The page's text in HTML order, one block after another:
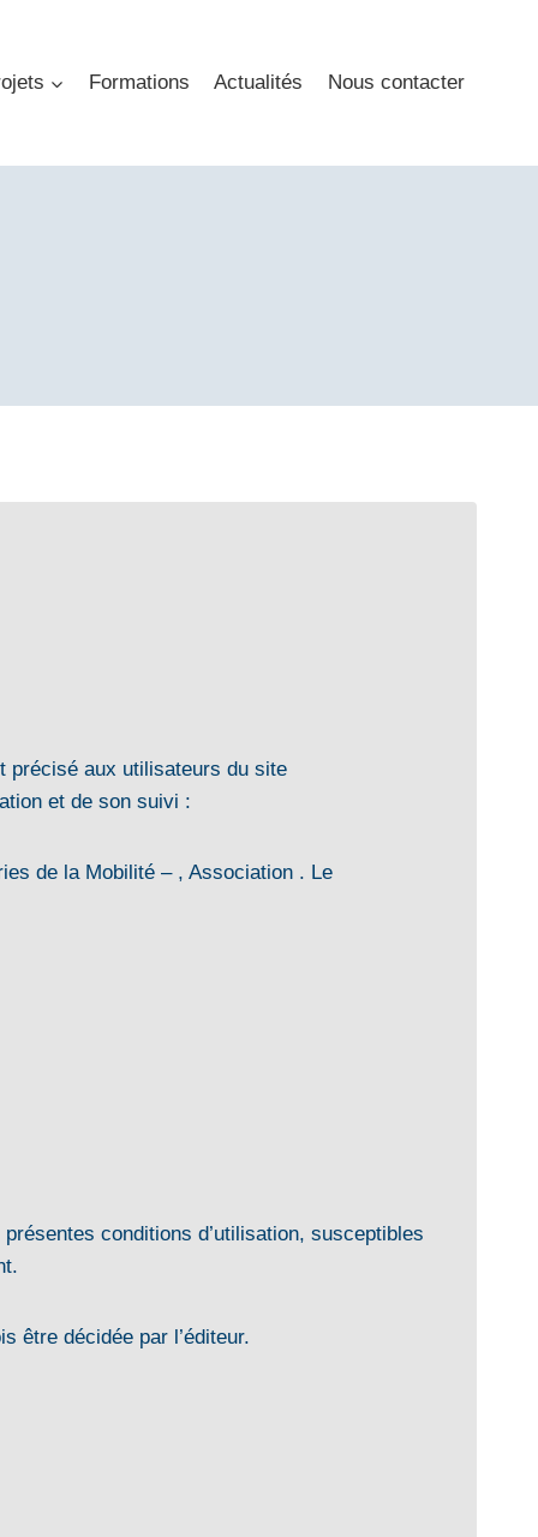
Formations Actualités Nous contacter
précisé aux utilisateurs du site
et de son suivi :
de la Mobilité – , Association . Le
conditions d’utilisation, susceptibles
être décidée par l’éditeur.